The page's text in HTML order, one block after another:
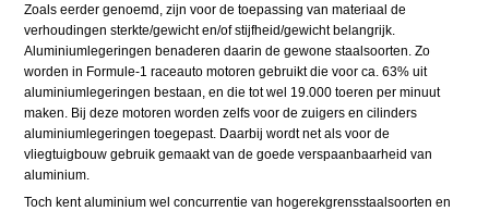
Zoals eerder genoemd, zijn voor de toepassing van materiaal de
verhoudingen sterkte/gewicht en/of stijfheid/gewicht belangrijk.
Aluminiumlegeringen benaderen daarin de gewone staalsoorten. Zo
worden in Formule-1 raceauto motoren gebruikt die voor ca. 63% uit
aluminiumlegeringen bestaan, en die tot wel 19.000 toeren per minuut
maken. Bij deze motoren worden zelfs voor de zuigers en cilinders
aluminiumlegeringen toegepast. Daarbij wordt net als voor de
vliegtuigbouw gebruik gemaakt van de goede verspaanbaarheid van
aluminium.
Toch kent aluminium wel concurrentie van hogerekgrensstaalsoorten en